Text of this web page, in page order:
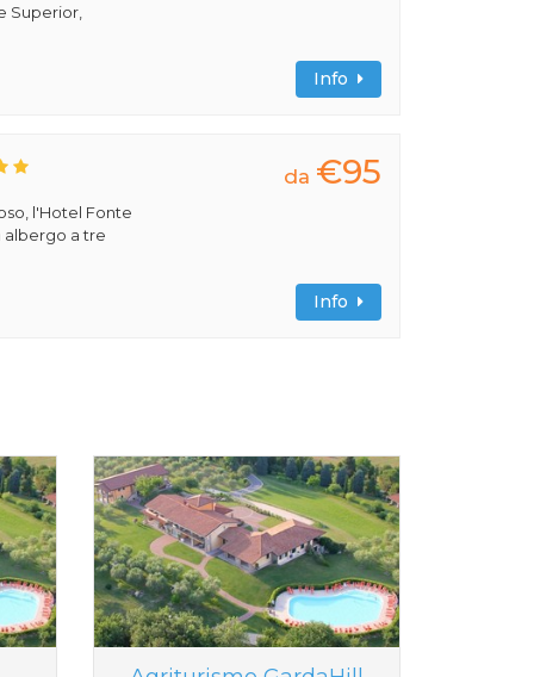
Superior,
Info
l'Hotel Fonte
albergo a tre
da €95
Info